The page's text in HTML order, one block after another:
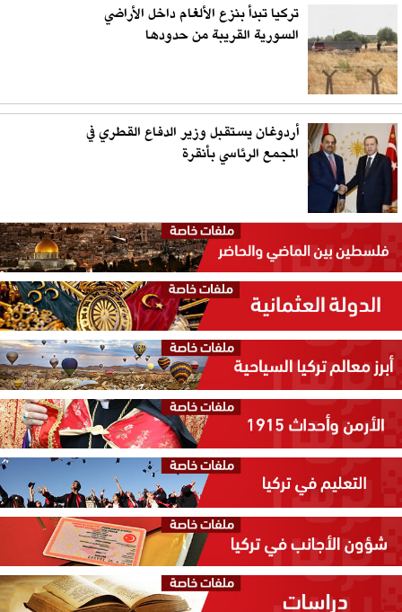
تركيا تبدأ بنزع الألغام داخل الأراضي
السورية القريبة من حدودها
أردوغان يستقبل وزير الدفاع القطري في
المجمع الرئاسي بأنقرة